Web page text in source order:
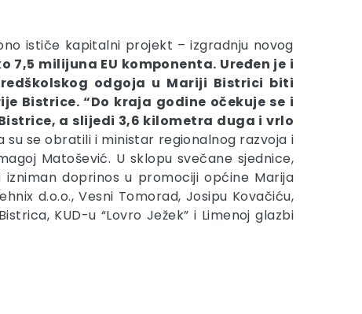
ističe kapitalni projekt – izgradnju novog
7,5 milijuna EU komponenta. Uređen je i
odgoja u Mariji Bistrici biti
Bistrice. “Do kraja godine očekuje se i
a slijedi 3,6 kilometra duga i vrlo
su se obratili i ministar regionalnog razvoja i
Matošević. U sklopu svečane sjednice,
doprinos u promociji općine Marija
d.o.o., Vesni Tomorad, Josipu Kovačiću,
KUD-u “Lovro Ježek” i Limenoj glazbi